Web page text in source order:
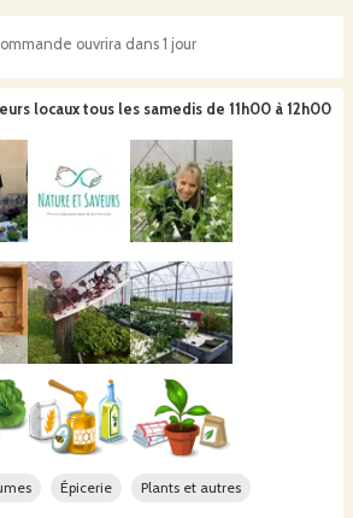
ouvrira dans 1 jour
locaux tous les samedis de 11h00 à 12h00
Épicerie Plants et autres